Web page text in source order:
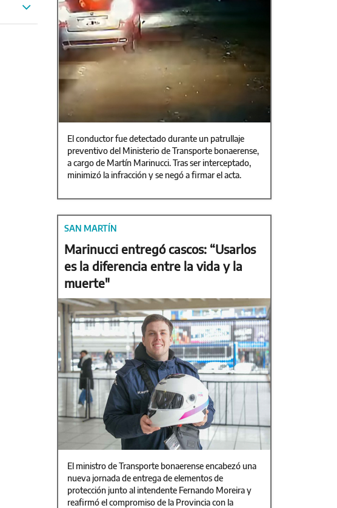
El conductor fue detectado durante un patrullaje
preventivo del Ministerio de Transporte bonaerense,
a cargo de Martín Marinucci. Tras ser interceptado,
minimizó la infracción y se negó a firmar el acta.
SAN MARTÍN
Marinucci entregó cascos: “Usarlos
es la diferencia entre la vida y la
muerte"
El ministro de Transporte bonaerense encabezó una
nueva jornada de entrega de elementos de
protección junto al intendente Fernando Moreira y
reafirmó el compromiso de la Provincia con la